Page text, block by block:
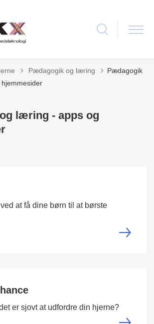
Tilbage til
Pædagogik og læring
Pædagogik
læring - apps og
at få dine børn til at børste
er sjovt at udfordre din hjerne?